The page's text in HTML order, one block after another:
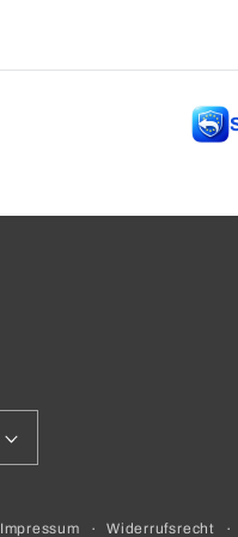
Impressum Widerrufsrecht